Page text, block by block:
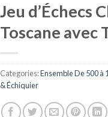
Jeu d’Échecs
Toscane avec
Categories:Ensemble De 500 à
& Échiquier